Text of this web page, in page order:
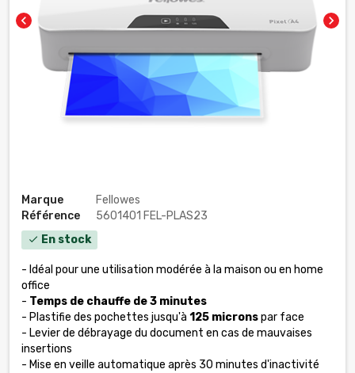
chevron_left chevron_right
Marque
Fellowes
Référence
5601401 FEL-PLAS23
check En stock
- Idéal pour une utilisation modérée à la maison ou en home
office
- Temps de chauffe de 3 minutes
- Plastifie des pochettes jusqu'à 125 micronspar face
- Levier de débrayage du document en cas de mauvaises
insertions
- Mise en veille automatique après 30 minutes d'inactivité